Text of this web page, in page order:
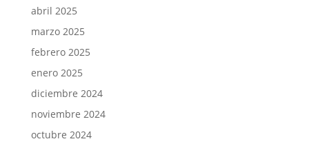
abril 2025
marzo 2025
febrero 2025
enero 2025
diciembre 2024
noviembre 2024
octubre 2024